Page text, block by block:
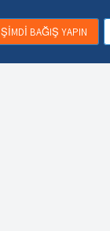
ŞİMDİ BAĞIŞ YAPIN